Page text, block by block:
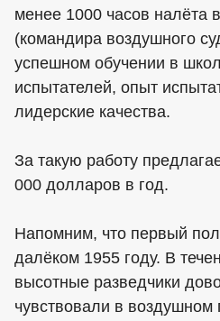
менее 1000 часов налёта
(командира воздушного
успешном обучении в
испытателей, опыт
лидерские качества.
За такую работу
000 долларов в год.
Напомним, что первый
далёком 1955 году. В
высотные разведчики
чувствовали в